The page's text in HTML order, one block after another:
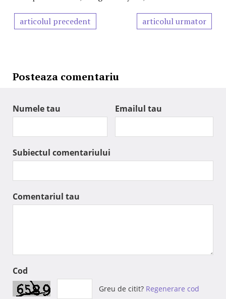
articolul precedent articolul urmator
Posteaza comentariu
Numele tau Emailul tau
Subiectul comentariului
Comentariul tau
Cod
Greu de citit? Regenerare cod